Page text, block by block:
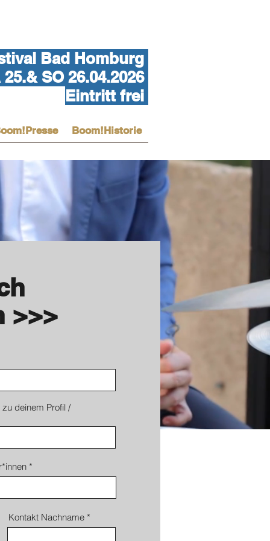
Bad Homburg
SO 26.04.2026
Eintritt frei
Boom!Historie
>>>
deinem Profil /
Kontakt Nachname